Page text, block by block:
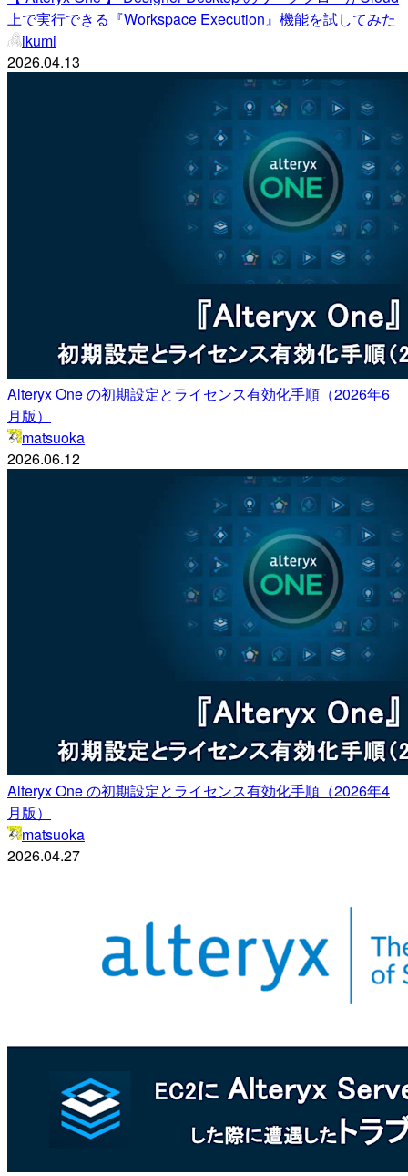
上で実行できる『Workspace Execution』機能を試してみた
ikumi
2026.04.13
Alteryx One の初期設定とライセンス有効化手順（2026年6
月版）
matsuoka
2026.06.12
Alteryx One の初期設定とライセンス有効化手順（2026年4
月版）
matsuoka
2026.04.27